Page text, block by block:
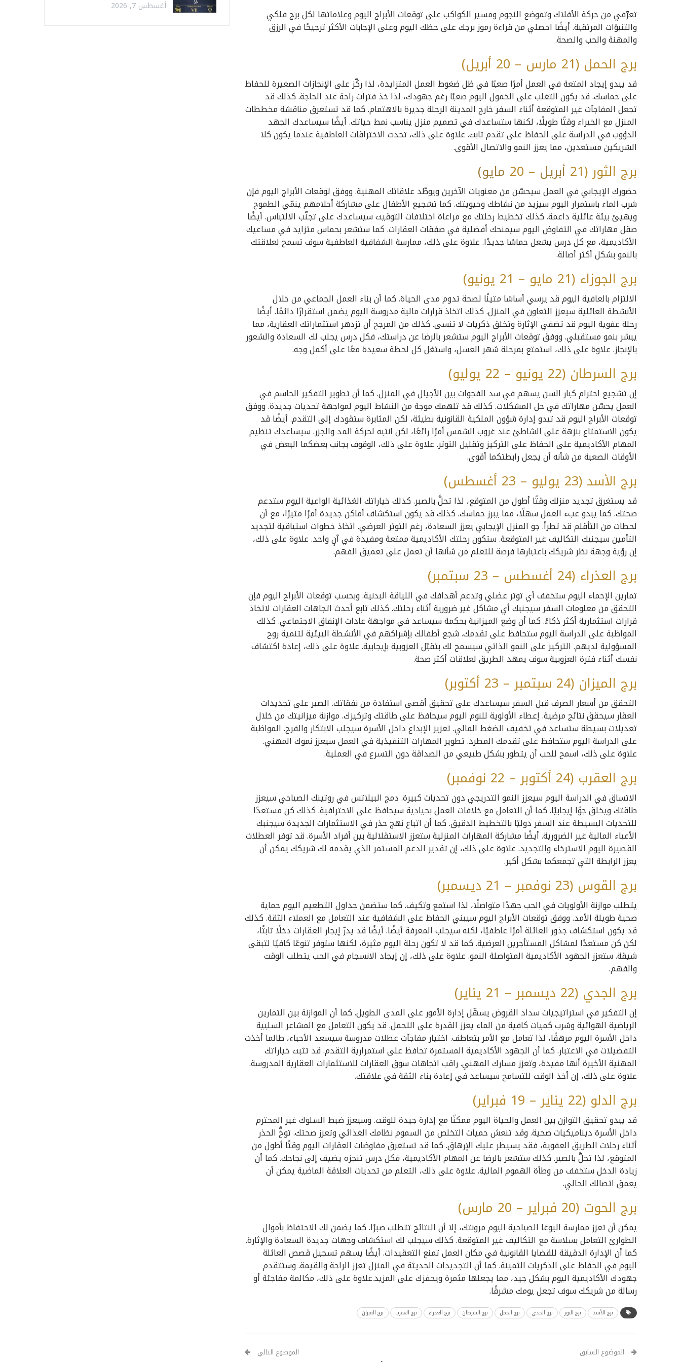
تعرّفي من حركة الأفلاك وتموضع النجوم ومسير الكواكب على توقعات الأبراج اليوم وعلاماتها لكل برج فلكي
والتنبؤات المرتقبة. أيضًا احصلي من قراءة رموز برجك على حظك اليوم وعلى الإجابات الأكثر ترجيحًا في الرزق
والمهنة والحب والصحة.
برج الحمل (21 مارس – 20 أبريل)
قد يبدو إيجاد المتعة في العمل أمرًا صعبًا في ظل ضغوط العمل المتزايدة، لذا ركّز على الإنجازات الصغيرة للحفاظ
على حماسك. قد يكون التغلب على الخمول اليوم صعبًا رغم جهودك، لذا خذ فترات راحة عند الحاجة. كذلك قد
تجعل المفاجآت غير المتوقعة أثناء السفر خارج المدينة الرحلة جديرة بالاهتمام. كما قد تستغرق مناقشة مخططات
المنزل مع الخبراء وقتًا طويلًا، لكنها ستساعدك في تصميم منزل يناسب نمط حياتك. أيضًا سيساعدك الجهد
الدؤوب في الدراسة على الحفاظ على تقدم ثابت. علاوة على ذلك، تحدث الاختراقات العاطفية عندما يكون كلا
الشريكين مستعدين، مما يعزز النمو والاتصال الأقوى.
برج الثور (21 أبريل – 20 مايو)
حضورك الإيجابي في العمل سيحسّن من معنويات الآخرين ويوطّد علاقاتك المهنية. ووفق توقعات الأبراج اليوم فإن
شرب الماء باستمرار اليوم سيزيد من نشاطك وحيويتك. كما تشجيع الأطفال على مشاركة أحلامهم ينمّي الطموح
ويهيئ بيئة عائلية داعمة. كذلك تخطيط رحلتك مع مراعاة اختلافات التوقيت سيساعدك على تجنّب الالتباس. أيضًا
صقل مهاراتك في التفاوض اليوم سيمنحك أفضلية في صفقات العقارات. كما ستشعر بحماس متزايد في مساعيك
الأكاديمية، مع كل درس يشعل حماسًا جديدًا. علاوة على ذلك، ممارسة الشفافية العاطفية سوف تسمح لعلاقتك
بالنمو بشكل أكثر أصالة.
برج الجوزاء (21 مايو – 21 يونيو)
الالتزام بالعافية اليوم قد يرسي أساسًا متينًا لصحة تدوم مدى الحياة. كما أن بناء العمل الجماعي من خلال
الأنشطة العائلية سيعزز التعاون في المنزل. كذلك اتخاذ قرارات مالية مدروسة اليوم يضمن استقرارًا دائمًا. أيضًا
رحلة عفوية اليوم قد تضفي الإثارة وتخلق ذكريات لا تنسى. كذلك من المرجح أن تزدهر استثماراتك العقارية، مما
يبشر بنمو مستقبلي. ووفق توقعات الأبراج اليوم ستشعر بالرضا عن دراستك، فكل درس يجلب لك السعادة والشعور
بالإنجاز. علاوة على ذلك، استمتع بمرحلة شهر العسل، واستغل كل لحظة سعيدة معًا على أكمل وجه.
برج السرطان (22 يونيو – 22 يوليو)
إن تشجيع احترام كبار السن يسهم في سد الفجوات بين الأجيال في المنزل. كما أن تطوير التفكير الحاسم في
العمل يحسّن مهاراتك في حل المشكلات. كذلك قد تلهمك موجة من النشاط اليوم لمواجهة تحديات جديدة. ووفق
توقعات الأبراج اليوم قد تبدو إدارة شؤون الملكية القانونية بطيئة، لكن المثابرة ستقودك إلى التقدم. أيضًا قد
يكون الاستمتاع بنزهة على الشاطئ عند غروب الشمس أمرًا رائعًا، لكن انتبه لحركة المد والجزر. سيساعدك تنظيم
المهام الأكاديمية على الحفاظ على التركيز وتقليل التوتر. علاوة على ذلك، الوقوف بجانب بعضكما البعض في
الأوقات الصعبة من شأنه أن يجعل رابطتكما أقوى.
برج الأسد (23 يوليو – 23 أغسطس)
قد يستغرق تجديد منزلك وقتًا أطول من المتوقع، لذا تحلَّ بالصبر. كذلك خياراتك الغذائية الواعية اليوم ستدعم
صحتك. كما يبدو عبء العمل سهلًا، مما يبرز حماسك. كذلك قد يكون استكشاف أماكن جديدة أمرًا مثيرًا، مع أن
لحظات من التأقلم قد تطرأ. جو المنزل الإيجابي يعزز السعادة، رغم التوتر العرضي. اتخاذ خطوات استباقية لتجديد
التأمين سيجنبك التكاليف غير المتوقعة. ستكون رحلتك الأكاديمية ممتعة ومفيدة في آنٍ واحد. علاوة على ذلك،
إن رؤية وجهة نظر شريكك باعتبارها فرصة للتعلم من شأنها أن تعمل على تعميق الفهم.
برج العذراء (24 أغسطس – 23 سبتمبر)
تمارين الإحماء اليوم ستخفف أي توتر عضلي وتدعم أهدافك في اللياقة البدنية. وبحسب توقعات الأبراج اليوم فإن
التحقق من معلومات السفر سيجنبك أي مشاكل غير ضرورية أثناء رحلتك. كذلك تابع أحدث اتجاهات العقارات لاتخاذ
قرارات استثمارية أكثر ذكاءً. كما أن وضع الميزانية بحكمة سيساعد في مواجهة عادات الإنفاق الاجتماعي. كذلك
المواظبة على الدراسة اليوم ستحافظ على تقدمك. شجع أطفالك بإشراكهم في الأنشطة البيئية لتنمية روح
المسؤولية لديهم. التركيز على النمو الذاتي سيسمح لك بتقبّل العزوبية بإيجابية. علاوة على ذلك، إعادة اكتشاف
نفسك أثناء فترة العزوبية سوف يمهد الطريق لعلاقات أكثر صحة.
برج الميزان (24 سبتمبر – 23 أكتوبر)
التحقق من أسعار الصرف قبل السفر سيساعدك على تحقيق أقصى استفادة من نفقاتك. الصبر على تجديدات
العقار سيحقق نتائج مرضية. إعطاء الأولوية للنوم اليوم سيحافظ على طاقتك وتركيزك. موازنة ميزانيتك من خلال
تعديلات بسيطة ستساعد في تخفيف الضغط المالي. تعزيز الإبداع داخل الأسرة سيجلب الابتكار والفرح. المواظبة
على الدراسة اليوم ستحافظ على تقدمك المطرد. تطوير المهارات التنفيذية في العمل سيعزز نموك المهني.
علاوة على ذلك، اسمح للحب أن يتطور بشكل طبيعي من الصداقة دون التسرع في العملية.
برج العقرب (24 أكتوبر – 22 نوفمبر)
الاتساق في الدراسة اليوم سيعزز النمو التدريجي دون تحديات كبيرة. دمج البيلاتس في روتينك الصباحي سيعزز
طاقتك ويخلق جوًا إيجابيًا. كما أن التعامل مع خلافات العمل بحيادية سيحافظ على الاحترافية. كذلك كن مستعدًا
للتحديات البسيطة عند السفر دوليًا بالتخطيط الدقيق. كما أن اتباع نهج حذر في الاستثمارات الجديدة سيجنبك
الأعباء المالية غير الضرورية. أيضًا مشاركة المهارات المنزلية ستعزز الاستقلالية بين أفراد الأسرة. قد توفر العطلات
القصيرة اليوم الاسترخاء والتجديد. علاوة على ذلك، إن تقدير الدعم المستمر الذي يقدمه لك شريكك يمكن أن
يعزز الرابطة التي تجمعكما بشكل أكبر.
برج القوس (23 نوفمبر – 21 ديسمبر)
يتطلب موازنة الأولويات في الحب جهدًا متواصلًا، لذا استمع وتكيف. كما ستضمن جداول التطعيم اليوم حماية
صحية طويلة الأمد. ووفق توقعات الأبراج اليوم سيبني الحفاظ على الشفافية عند التعامل مع العملاء الثقة. كذلك
قد يكون استكشاف جذور العائلة أمرًا عاطفيًا، لكنه سيجلب المعرفة أيضًا. أيضًا قد يدرّ إيجار العقارات دخلًا ثابتًا،
لكن كن مستعدًا لمشاكل المستأجرين العرضية. كما قد لا تكون رحلة اليوم مثيرة، لكنها ستوفر تنوعًا كافيًا لتبقى
شيقة. ستعزز الجهود الأكاديمية المتواصلة النمو. علاوة على ذلك، إن إيجاد الانسجام في الحب يتطلب الوقت
والفهم.
برج الجدي (22 ديسمبر – 21 يناير)
إن التفكير في استراتيجيات سداد القروض يسهّل إدارة الأمور على المدى الطويل. كما أن الموازنة بين التمارين
الرياضية الهوائية وشرب كميات كافية من الماء يعزز القدرة على التحمل. قد يكون التعامل مع المشاعر السلبية
داخل الأسرة اليوم مرهقًا، لذا تعامل مع الأمر بتعاطف. اختيار مفاجآت عطلات مدروسة سيسعد الأحباء، طالما أخذت
التفضيلات في الاعتبار. كما أن الجهود الأكاديمية المستمرة تحافظ على استمرارية التقدم. قد تثبت خياراتك
المهنية الأخيرة أنها مفيدة، وتعزز مسارك المهني. راقب اتجاهات سوق العقارات للاستثمارات العقارية المدروسة.
علاوة على ذلك، إن أخذ الوقت للتسامح سيساعد في إعادة بناء الثقة في علاقتك.
برج الدلو (22 يناير – 19 فبراير)
قد يبدو تحقيق التوازن بين العمل والحياة اليوم ممكنًا مع إدارة جيدة للوقت. وسيعزز ضبط السلوك غير المحترم
داخل الأسرة ديناميكيات صحية. وقد تنعش حميات التخلص من السموم نظامك الغذائي وتعزز صحتك. توخَّ الحذر
أثناء رحلات الطريق العفوية، فقد يسيطر عليك الإرهاق. كما قد تستغرق مفاوضات العقارات اليوم وقتًا أطول من
المتوقع، لذا تحلَّ بالصبر. كذلك ستشعر بالرضا عن المهام الأكاديمية، فكل درس تنجزه يضيف إلى نجاحك. كما أن
زيادة الدخل ستخفف من وطأة الهموم المالية. علاوة على ذلك، التعلم من تحديات العلاقة الماضية يمكن أن
يعمق اتصالك الحالي.
برج الحوت (20 فبراير – 20 مارس)
يمكن أن تعزز ممارسة اليوغا الصباحية اليوم مرونتك، إلا أن النتائج تتطلب صبرًا. كما يضمن لك الاحتفاظ بأموال
الطوارئ التعامل بسلاسة مع التكاليف غير المتوقعة. كذلك سيجلب لك استكشاف وجهات جديدة السعادة والإثارة.
كما أن الإدارة الدقيقة للقضايا القانونية في مكان العمل تمنع التعقيدات. أيضًا يسهم تسجيل قصص العائلة
اليوم في الحفاظ على الذكريات الثمينة. كما أن التجديدات الحديثة في المنزل تعزز الراحة والقيمة. وستتقدم
جهودك الأكاديمية اليوم بشكل جيد، مما يجعلها مثمرة ويحفزك على المزيد.علاوة على ذلك، مكالمة مفاجئة أو
رسالة من شريكك سوف تجعل يومك مشرقًا.
برج الأسد برج الثور برج الجدي برج الحمل برج السرطان برج العذراء برج العقرب برج الميزان
الموضوع السابق الموضوع التالي
أغسطس 7, 2026